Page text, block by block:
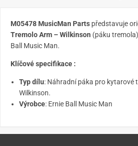
M05478 MusicMan Partspředstavuje
Tremolo Arm – Wilkinson (páku
Ball Music Man.
Klíčové specifikace :
Typ dílu: Náhradní páka pro kytarové
Wilkinson.
Výrobce: Ernie Ball Music Man